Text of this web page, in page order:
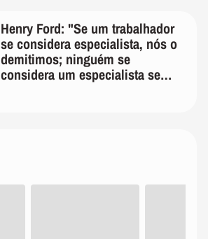
Henry Ford: "Se um trabalhador
se considera especialista, nós o
demitimos; ninguém se
considera um especialista se